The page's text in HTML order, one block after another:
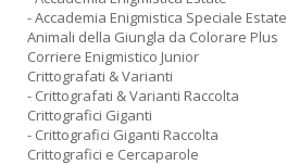
- Accademia Enigmistica Speciale Estate
Animali della Giungla da Colorare Plus
Corriere Enigmistico Junior
Crittografati & Varianti
- Crittografati & Varianti Raccolta
Crittografici Giganti
- Crittografici Giganti Raccolta
Crittografici e Cercaparole